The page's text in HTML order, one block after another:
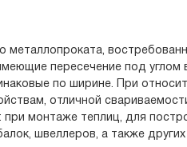
металлопроката,
пересечение под углом
по ширине. При
отличной
при монтаже теплиц, для
швеллеров, а также других